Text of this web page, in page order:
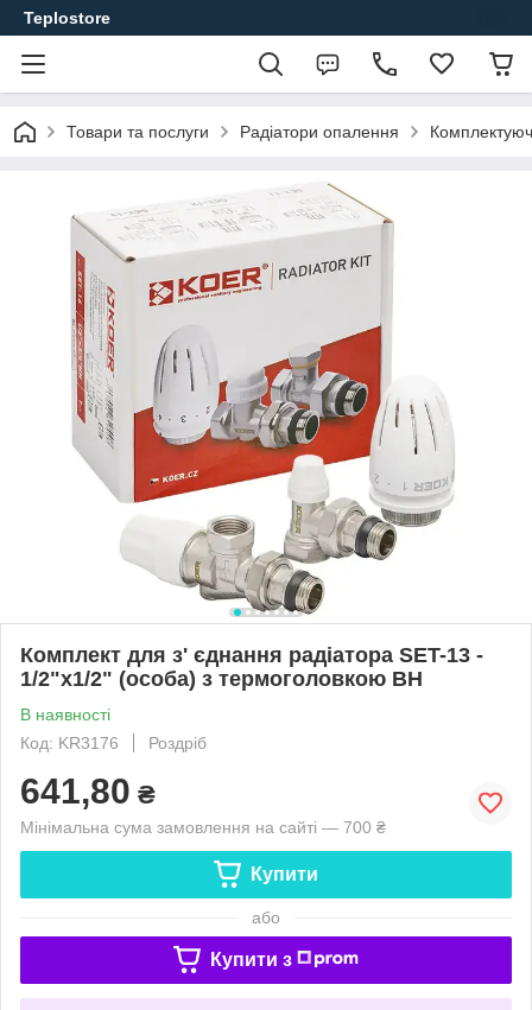
Teplostore
Товари та послуги Радіатори опалення
Комплект для з' єднання радіатора SET-13 -
1/2"x1/2" (особа) з термоголовкою ВН
В наявності
Код: KR3176
Роздріб
641,80 ₴
Мінімальна сума замовлення на сайті — 700 ₴
Купити
або
Купити з